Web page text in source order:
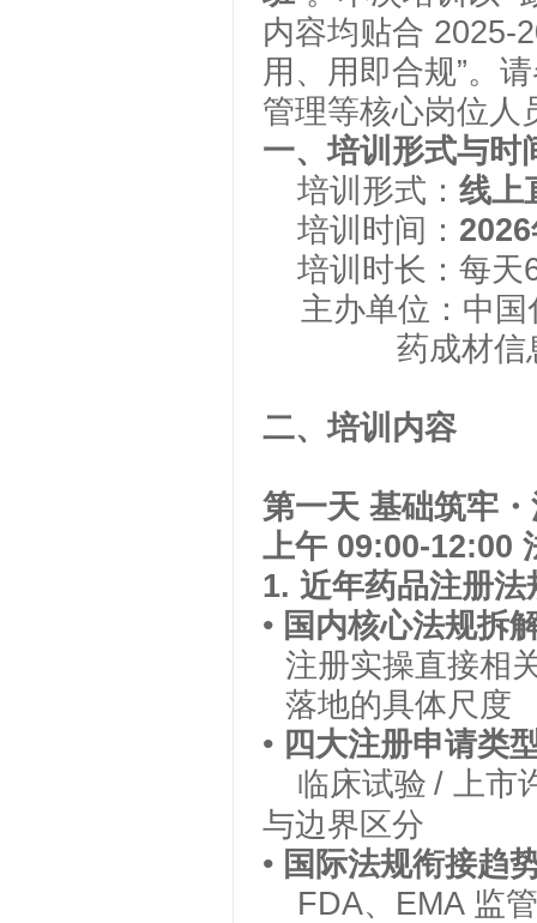
内容均贴合 2025-
用、用即合规”。
管理等核心岗位人
一、培训形式与时
培训形式： 线上
培训时间：
培训时长：每天
主办单位：中
药成材信
二、培训内容
第一天 基础筑牢
上午 09:00-12:00
1. 近年药品注册
• 国内核心法规拆
注册实操直接相
落地的具体尺度
• 四大注册申请类
临床试验 /上市
与边界区分
• 国际法规衔接趋
FDA、 EMA 监